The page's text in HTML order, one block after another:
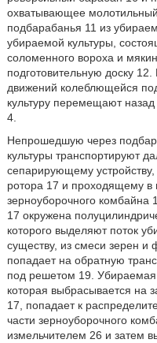
охватывающее
подбарабанья 11 из
убираемой культуры,
соломенного вороха и
подготовительную доску
движений колеблющейся
культуру перемещают назад
4.
Непрошедшую через
культуры транспортируют
сепарирующему
ротора 17 и проходящему
зерноуборочного комбайна
17 окружена
которого выделяют поток
существу, из смеси зерен и
попадает на обратную
под решетом 19. Убираемая
которая выбрасывается на
17, попадает к
части зерноуборочного
измельчителем 26 и затем